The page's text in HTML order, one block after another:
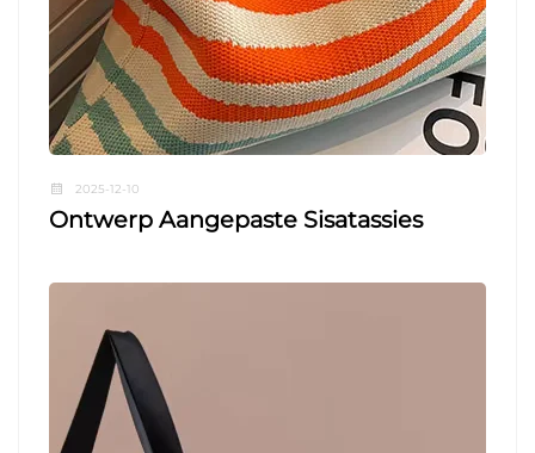
2025-12-10
Ontwerp Aangepaste Sisatassies